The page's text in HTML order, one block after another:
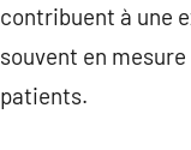
contribuent à une
souvent en
patients.